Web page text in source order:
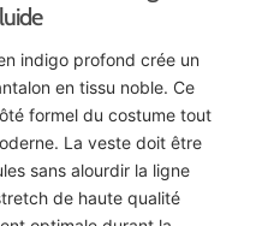
indigo profond crée un
en tissu noble. Ce
formel du costume tout
La veste doit être
sans alourdir la ligne
de haute qualité